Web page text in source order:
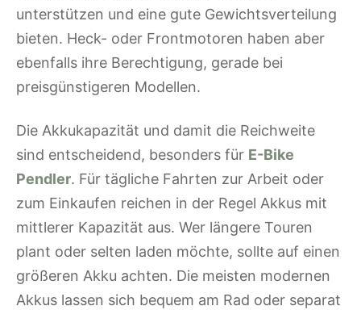
unterstützen und eine gute Gewichtsverteilung
bieten. Heck- oder Frontmotoren haben aber
ebenfalls ihre Berechtigung, gerade bei
preisgünstigeren Modellen.
Die Akkukapazität und damit die Reichweite
sind entscheidend, besonders für E-Bike
Pendler. Für tägliche Fahrten zur Arbeit oder
zum Einkaufen reichen in der Regel Akkus mit
mittlerer Kapazität aus. Wer längere Touren
plant oder selten laden möchte, sollte auf einen
größeren Akku achten. Die meisten modernen
Akkus lassen sich bequem am Rad oder separat